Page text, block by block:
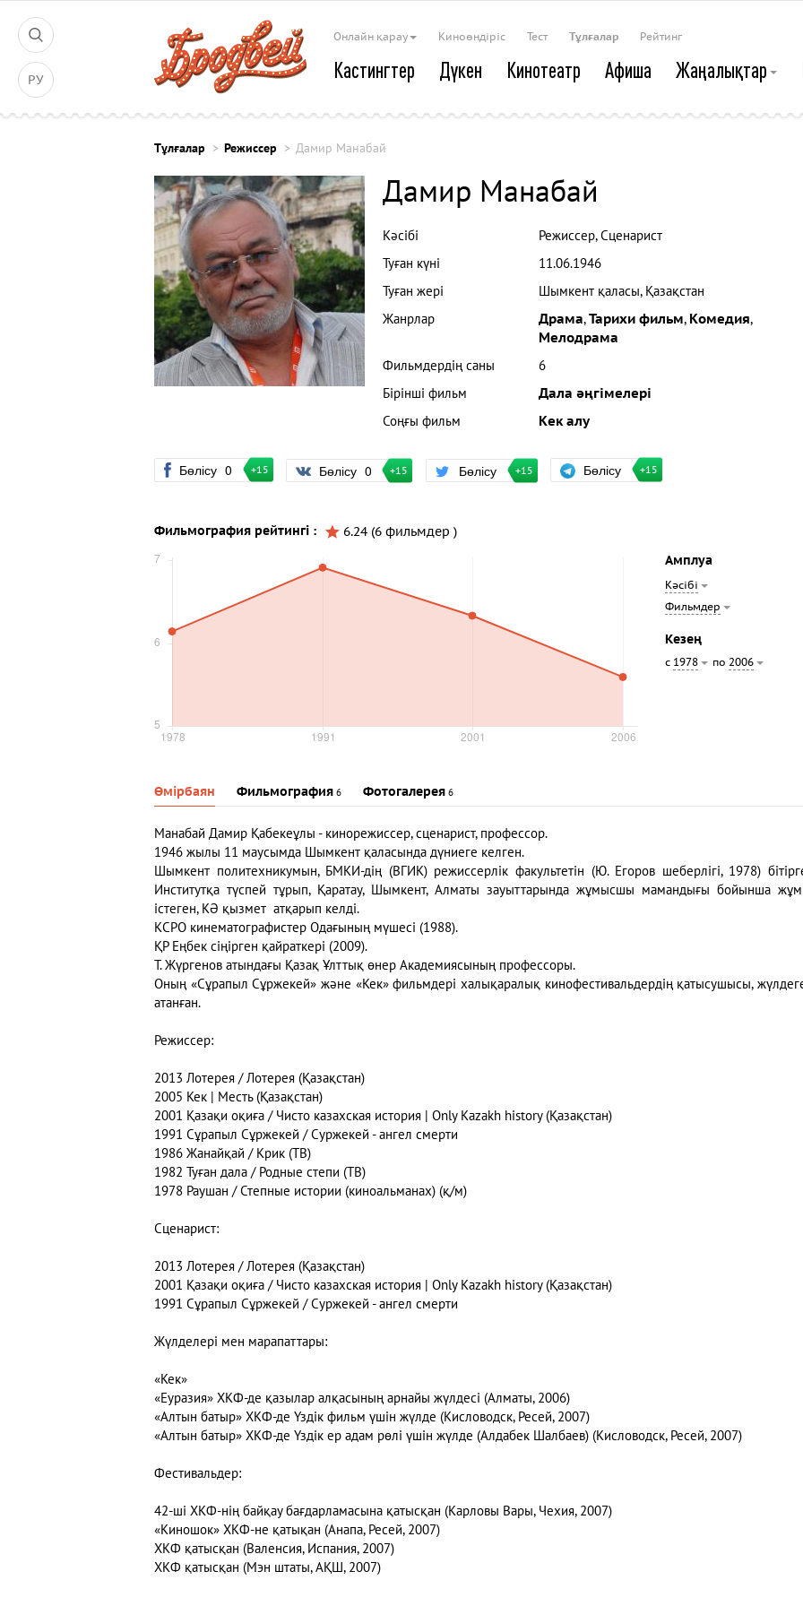
РУ
Онлайн қарау Киноөндіріс Тест Тұлғалар Рейтинг
Кастингтер Дүкен Кинотеатр Афиша Жаңалықтар
Тұлғалар Режиссер Дамир Манабай
Дамир Манабай
Кәсібі
Режиссер, Сценарист
Туған күні
11.06.1946
Туған жері
Шымкент қаласы, Қазақстан
Жанрлар
Драма,Тарихи фильм, Комедия,
Мелодрама
Фильмдердің саны
6
Бірінші фильм
Дала әңгімелері
Соңғы фильм
Кек алу
Бөлісу 0 +15 Бөлісу 0 +15 Бөлісу +15 Бөлісу +15
Фильмография рейтингі :
6.24 (6 фильмдер )
Амплуа
Кәсібі
Фильмдер
Кезең
с 1978 по 2006
Өмірбаян Фильмография 6 Фотогалерея 6
Манабай Дамир Қабекеұлы - кинорежиссер, сценарист, профессор.
1946 жылы 11 маусымда Шымкент қаласында дүниеге келген.
Шымкент политехникумын, БМКИ-дің (ВГИК) режиссерлік факультетін (Ю. Егоров шеберлігі, 1978)
Институтқа түспей тұрып, Қаратау, Шымкент, Алматы зауыттарында жұмысшы мамандығы бойынша
істеген, КӘ қызмет атқарып келді.
КСРО кинематографистер Одағының мүшесі (1988).
ҚР Еңбек сіңірген қайраткері (2009).
Т. Жүргенов атындағы Қазақ Ұлттық өнер Академиясының профессоры.
Оның «Сұрапыл Сұржекей» және «Кек» фильмдері халықаралық кинофестивальдердің қатысушысы,
атанған.
Режиссер:
2013 Лотерея / Лотерея (Қазақстан)
2005 Кек | Месть (Қазақстан)
2001 Қазақи оқиға / Чисто казахская история | Only Kazakh history (Қазақстан)
1991 Сұрапыл Сұржекей / Суржекей - ангел смерти
1986 Жанайқай / Крик (ТВ)
1982 Туған дала / Родные степи (ТВ)
1978 Раушан / Степные истории (киноальманах) (қ/м)
Сценарист:
2013 Лотерея / Лотерея (Қазақстан)
2001 Қазақи оқиға / Чисто казахская история | Only Kazakh history (Қазақстан)
1991 Сұрапыл Сұржекей / Суржекей - ангел смерти
Жүлделері мен марапаттары:
«Кек»
«Еуразия» ХКФ-де қазылар алқасының арнайы жүлдесі (Алматы, 2006)
«Алтын батыр» ХКФ-де Үздік фильм үшін жүлде (Кисловодск, Ресей, 2007)
«Алтын батыр» ХКФ-де Үздік ер адам рөлі үшін жүлде (Алдабек Шалбаев) (Кисловодск, Ресей, 2007)
Фестивальдер:
42-ші ХКФ-нің байқау бағдарламасына қатысқан (Карловы Вары, Чехия, 2007)
«Киношок» ХКФ-не қатықан (Анапа, Ресей, 2007)
ХКФ қатысқан (Валенсия, Испания, 2007)
ХКФ қатысқан (Мэн штаты, АҚШ, 2007)